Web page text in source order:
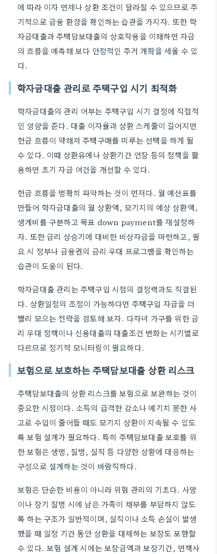
에 따라 이자 면제나 상환 조건이 달라질 수 있으므로 주
기적으로 금융 환경을 확인하는 습관을 가지자. 또한 학
자금대출과 주택담보대출의 상호작용을 이해하면 자금
의 흐름을 예측해 보다 안정적인 주거 계획을 세울 수 있
다.
학자금대출 관리로 주택구입 시기 최적화
학자금대출의 관리 여부는 주택구입 시기 결정에 직접적
인 영향을 준다. 대출 이자율과 상환 스케줄이 길어지면
현금 흐름이 약해져 주택구매를 미루는 선택을 하게 될
수 있다. 이때 상환유예나 상환기간 연장 등의 정책을 활
용하면 초기 자금 여건을 개선할 수 있다.
현금 흐름을 명확히 파악하는 것이 먼저다. 월 예산표를
만들어 학자금대출의 월 상환액, 모기지의 예상 상환액,
생계비를 구분하고 목표 down payment를 재설정하
자. 또한 금리 상승기에 대비한 비상자금을 마련하고, 필
요 시 정부나 금융권의 금리 우대 프로그램을 확인하는
습관이 도움이 된다.
학자금대출 관리는 주택구입 시점의 결정력과도 직결된
다. 상환일정의 조정이 가능하다면 주택구입 자금을 더
빨리 모으는 전략을 검토해 보자. 다자녀 가구를 위한 금
리 우대 정책이나 신용대출의 대출조건 변화는 시기별로
다르므로 정기적 모니터링이 필요하다.
보험으로 보호하는 주택담보대출 상환 리스크
주택담보대출의 상환 리스크를 보험으로 보완하는 것이
중요한 시점이다. 소득의 급격한 감소나 예기치 못한 사
고로 수입이 줄어들 때도 모기지 상환이 지속될 수 있도
록 보험 설계가 필요하다. 특히 주택담보대출 보호를 위
한 보험은 생명, 질병, 실직 등 다양한 상황에 대응하는
구성으로 설계하는 것이 바람직하다.
보험은 단순한 비용이 아니라 위험 관리의 기초다. 사망
이나 장기 질병 시에 남은 가족이 채무를 부담하지 않도
록 하는 구조가 일반적이며, 실직이나 소득 손실이 발생
했을 때 일정 기간 동안 상환을 대체하는 보장도 포함할
수 있다. 보험 설계 시에는 보장금액과 보장기간, 면책사